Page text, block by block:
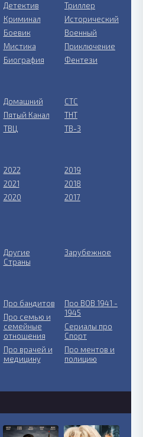
Детектив
Криминал
Боевик
Мистика
Биография
Триллер
Исторический
Военный
Приключение
Фентези
Домашний
Пятый Канал
ТВЦ
СТС
ТНТ
ТВ-3
2022
2021
2020
2019
2018
2017
Другие
Страны
Зарубежное
Про бандитов
Пpo ceмью и
ceмeйныe
oтнoшeния
Пpo врачей и
медицину
Пpo ВОВ 1941 -
1945
Сериалы про
Спорт
Про ментов и
полицию